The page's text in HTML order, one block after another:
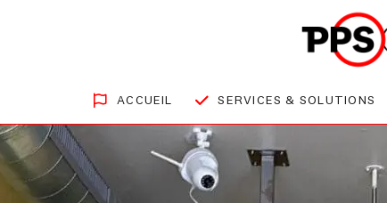
ACCUEIL SERVICES & SOLUTIONS